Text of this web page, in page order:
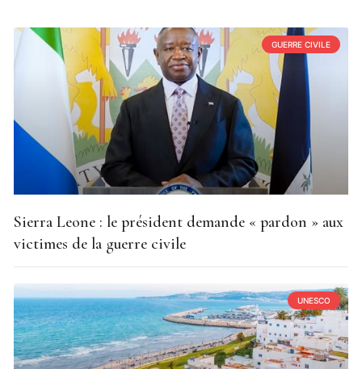
GUERRE CIVILE
Sierra Leone : le président demande « pardon » aux
victimes de la guerre civile
UNESCO